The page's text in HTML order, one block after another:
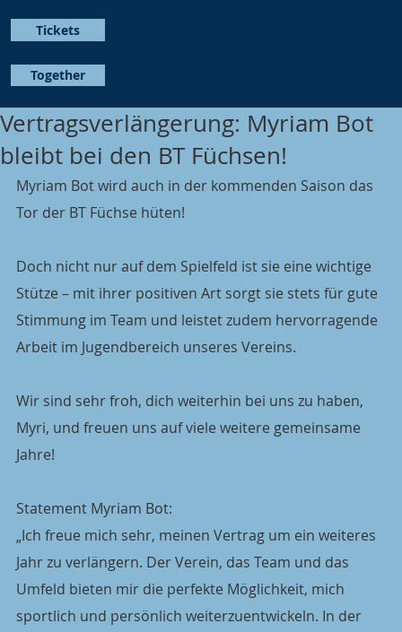
Together
Tickets
Vertragsverlängerung: Myriam Bot
bleibt bei den BT Füchsen!
Myriam Bot wird auch in der kommenden Saison das
Tor der BT Füchse hüten!
Doch nicht nur auf dem Spielfeld ist sie eine wichtige
Stütze – mit ihrer positiven Art sorgt sie stets für gute
Stimmung im Team und leistet zudem hervorragende
Arbeit im Jugendbereich unseres Vereins.
Wir sind sehr froh, dich weiterhin bei uns zu haben,
Myri, und freuen uns auf viele weitere gemeinsame
Jahre!
Statement Myriam Bot:
„Ich freue mich sehr, meinen Vertrag um ein weiteres
Jahr zu verlängern. Der Verein, das Team und das
Umfeld bieten mir die perfekte Möglichkeit, mich
sportlich und persönlich weiterzuentwickeln. In der